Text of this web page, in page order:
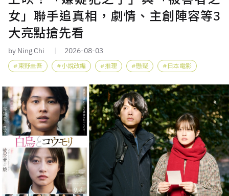
女」聯手追真相，劇情、主創陣容等3
大亮點搶先看
by Ning Chi 2026-08-03
東野圭吾 小說改編 推理 懸疑 日本電影